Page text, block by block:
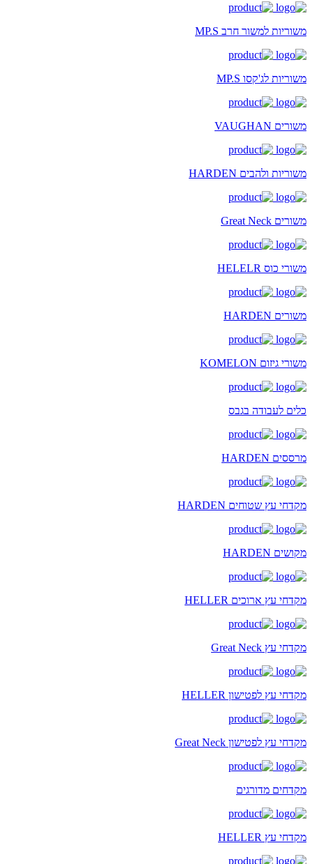
משוריות למשור חרב MP.S
משוריות לג'קסו MP.S
משורים VAUGHAN
משוריות ולהבים HARDEN
משורים Great Neck
משורי כוס HELELR
משורים HARDEN
משורי גיזום KOMELON
כלים לעבודה בגבס
מרססים HARDEN
מקדחי עץ שטוחים HARDEN
מקושים HARDEN
מקדחי עץ ארוכים HELLER
מקדחי עץ Great Neck
מקדחי עץ לפטישון HELLER
מקדחי עץ לפטישון Great Neck
מקדחים מדורגים
מקדחי עץ HELLER